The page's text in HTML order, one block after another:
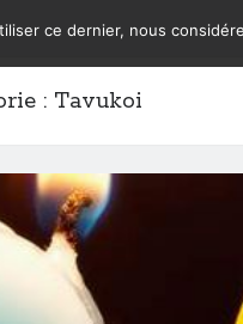
: Tavukoi
ce dernier, nous